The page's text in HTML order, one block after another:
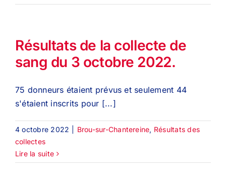
Résultats de la collecte de
sang du 3 octobre 2022.
75 donneurs étaient prévus et seulement 44
s'étaient inscrits pour [...]
4 octobre 2022 Brou-sur-Chantereine, Résultats des
collectes
Lire la suite